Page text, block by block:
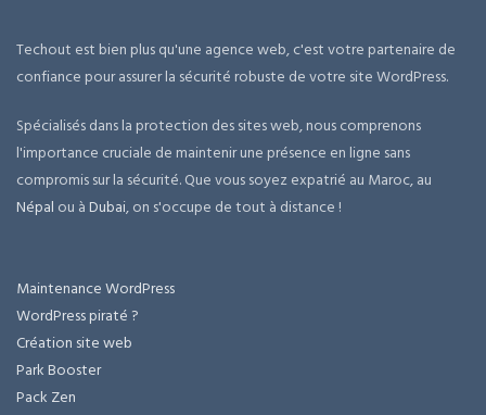
Techout est bien plus qu'une agence web, c'est votre partenaire de
confiance pour assurer la sécurité robuste de votre site WordPress.
Spécialisés dans la protection des sites web, nous comprenons
l'importance cruciale de maintenir une présence en ligne sans
compromis sur la sécurité. Que vous soyez expatrié au Maroc, au
Népal ou àDubai, on s'occupe de tout à distance !
Maintenance WordPress
WordPress piraté ?
Création site web
Park Booster
Pack Zen